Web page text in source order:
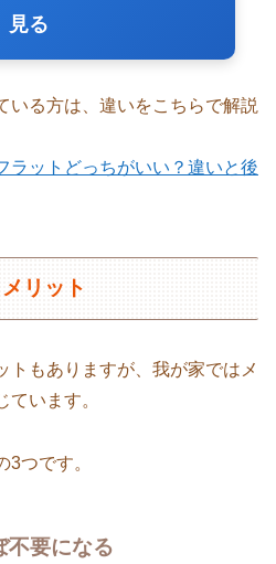
見る
いる方は、違いをこちらで解説
ラットどっちがいい？違いと後
リット
トもありますが、我が家ではメ
ています。
つです。
要になる